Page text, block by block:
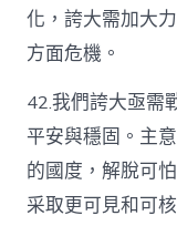
化，誇大需加大
方面危機。
42.我們誇大亟需
平安與穩固。主
的國度，解脫可
采取更可見和可